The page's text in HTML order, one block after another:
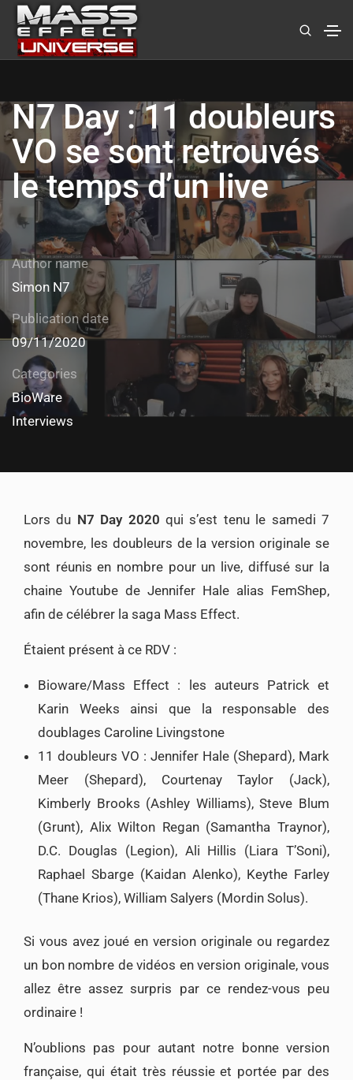
N7 Day : 11 doubleurs
VO se sont retrouvés
le temps d’un live
Author name
Simon N7
Publication date
09/11/2020
Categories
BioWare
Interviews
Lors du N7 Day 2020 qui s’est tenu le samedi 7
novembre, les doubleurs de la version originale se
sont réunis en nombre pour un live, diffusé sur la
chaine Youtube de Jennifer Hale alias FemShep,
afin de célébrer la saga Mass Effect.
Étaient présent à ce RDV :
Bioware/Mass Effect : les auteurs Patrick et
Karin Weeks ainsi que la responsable des
doublages Caroline Livingstone
11 doubleurs VO : Jennifer Hale (Shepard), Mark
Meer (Shepard), Courtenay Taylor (Jack),
Kimberly Brooks (Ashley Williams), Steve Blum
(Grunt), Alix Wilton Regan (Samantha Traynor),
D.C. Douglas (Legion), Ali Hillis (Liara T’Soni),
Raphael Sbarge (Kaidan Alenko), Keythe Farley
(Thane Krios), William Salyers (Mordin Solus).
Si vous avez joué en version originale ou regardez
un bon nombre de vidéos en version originale, vous
allez être assez surpris par ce rendez-vous peu
ordinaire !
N’oublions pas pour autant notre bonne version
française, qui était très réussie et portée par des